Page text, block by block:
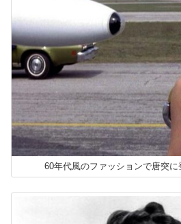
60年代風のファッションで唐突に